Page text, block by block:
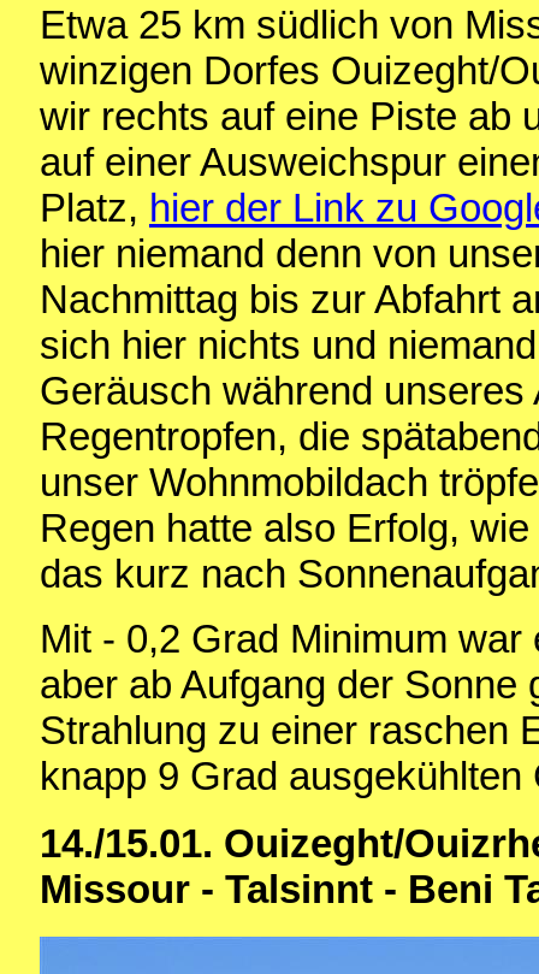
Etwa 25 km südlich von
winzigen Dorfes Ouizeght/
wir rechts auf eine Piste ab
auf einer Ausweichspur
Platz, hier der Link zu
hier niemand denn von
Nachmittag bis zur Abfahrt
sich hier nichts und
Geräusch während
Regentropfen, die
unser Wohnmobildach
Regen hatte also Erfolg,
das kurz nach
Mit - 0,2 Grad Minimum
aber ab Aufgang der Sonne
Strahlung zu einer raschen
knapp 9 Grad ausgekühlten
14./15.01. Ouizeght/
Missour - Talsinnt - Beni